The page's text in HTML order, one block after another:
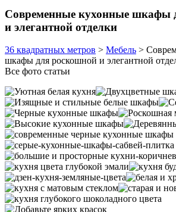
Современные кухонные шкафы
и элегантной отделки
36 квадратных метров > Мебель >
шкафы для роскошной и элегантной
Все фото статьи